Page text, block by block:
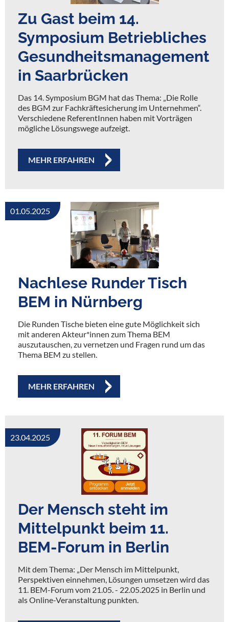
Zu Gast beim 14.
Symposium Betriebliches
Gesundheitsmanagement
in Saarbrücken
Das 14. Symposium BGM hat das Thema: „Die Rolle
des BGM zur Fachkräftesicherung im Unternehmen“.
Verschiedene ReferentInnen haben mit Vorträgen
mögliche Lösungswege aufzeigt.
MEHR ERFAHREN
01.05.2025
Nachlese Runder Tisch
BEM in Nürnberg
Die Runden Tische bieten eine gute Möglichkeit sich
mit anderen Akteur*innen zum Thema BEM
auszutauschen, zu vernetzen und Fragen rund um das
Thema BEM zu stellen.
MEHR ERFAHREN
23.04.2025
Der Mensch steht im
Mittelpunkt beim 11.
BEM-Forum in Berlin
Mit dem Thema: „Der Mensch im Mittelpunkt,
Perspektiven einnehmen, Lösungen umsetzen wird das
11. BEM-Forum vom 21.05. - 22.05.2025 in Berlin und
als Online-Veranstaltung punkten.